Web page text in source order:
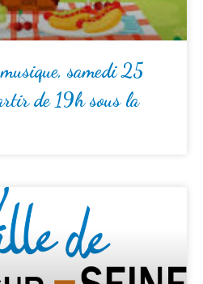
samedi 25
de 19h sous la